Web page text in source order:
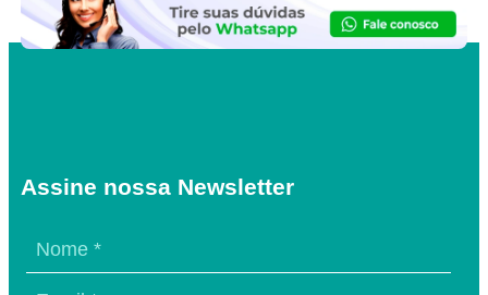
Assine nossa Newsletter